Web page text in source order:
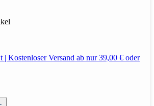
| Kostenloser Versand ab nur 39,00 € oder